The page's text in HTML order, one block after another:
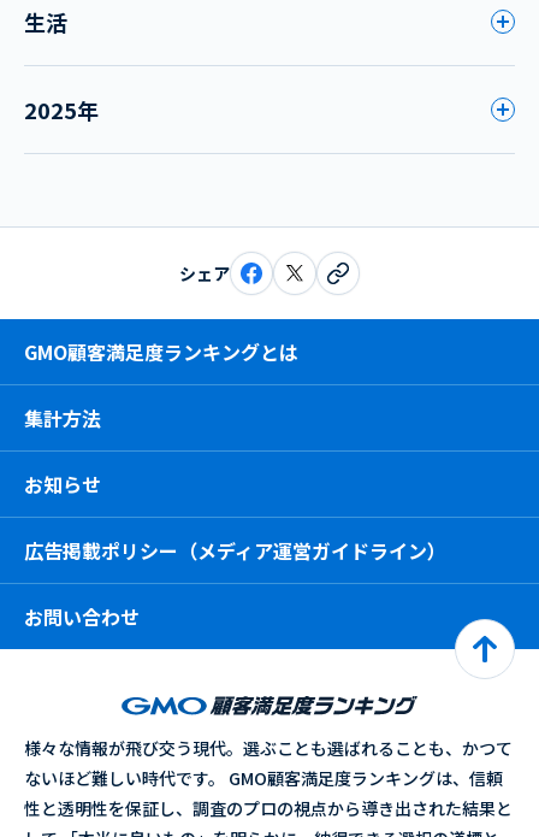
生活
2025年
シェア
GMO顧客満足度ランキングとは
集計方法
お知らせ
広告掲載ポリシー（メディア運営ガイドライン）
お問い合わせ
様々な情報が飛び交う現代。選ぶことも選ばれることも、かつて
ないほど難しい時代です。 GMO顧客満足度ランキングは、信頼
性と透明性を保証し、調査のプロの視点から導き出された結果と